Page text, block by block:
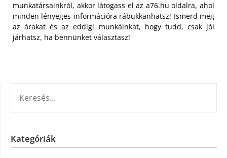
munkatársainkról, akkor látogass el az a76.hu oldalra, ahol
minden lényeges információra rábukkanhatsz! Ismerd meg
az árakat és az eddigi munkáinkat, hogy tudd, csak jól
járhatsz, ha bennünket választasz!
Kategóriák